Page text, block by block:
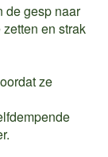
de gesp naar
en strak
ze